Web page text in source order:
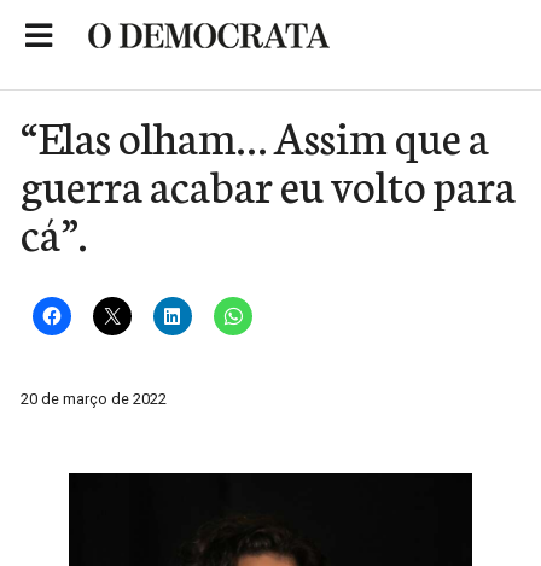
“Elas olham… Assim que a
guerra acabar eu volto para
cá”.
20 de março de 2022